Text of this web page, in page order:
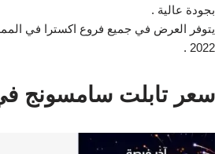
بجودة عالية .
2022 .
سعر تابلت سامسونج